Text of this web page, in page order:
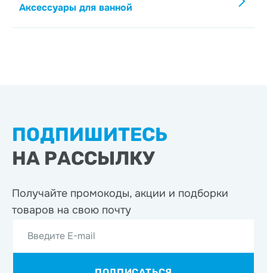
Аксессуары для ванной
ПОДПИШИТЕСЬ
НА РАССЫЛКУ
Получайте промокоды, акции и подборки
товаров на свою почту
Введите E-mail